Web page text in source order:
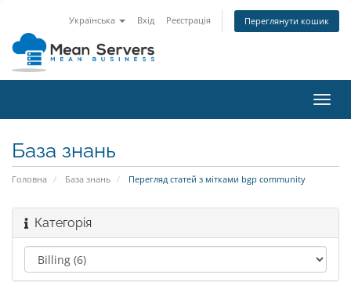
Українська Вхід Реєстрація Переглянути кошик
База знань
Головна База знань Перегляд статей з мітками bgp community
Категорія